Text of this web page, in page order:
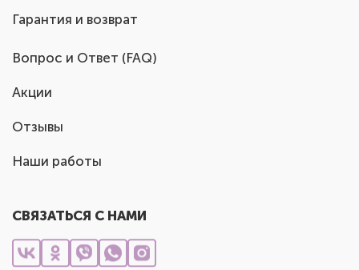
Гарантия и возврат
Вопрос и Ответ (FAQ)
Акции
Отзывы
Наши работы
СВЯЗАТЬСЯ С НАМИ